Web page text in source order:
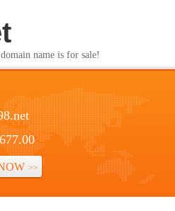
name is for sale!
>>